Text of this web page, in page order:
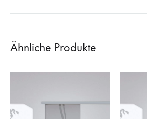
Ähnliche Produkte